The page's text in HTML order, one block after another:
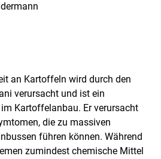
an Kartoffeln wird durch den
verursacht und ist ein
Kartoffelanbau. Er verursacht
die zu massiven
führen können. Während
zumindest chemische Mit­tel